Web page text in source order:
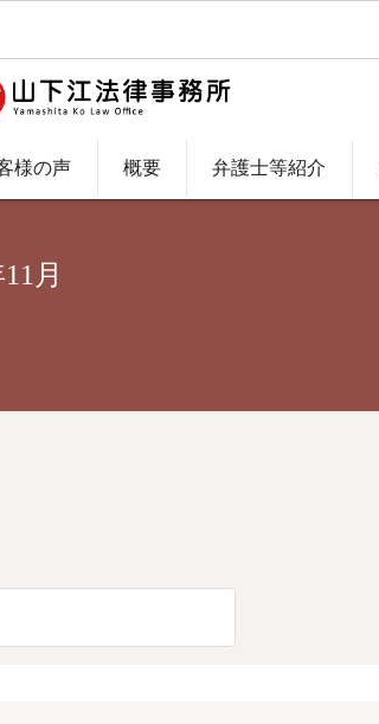
様の声 概要 弁護士等紹介
月